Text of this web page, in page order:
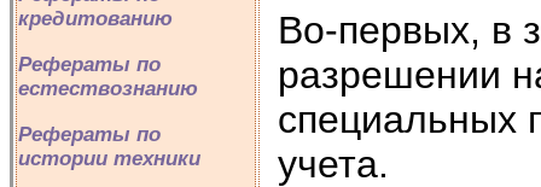
кредитованию
Рефераты по
естествознанию
Рефераты по
истории техники
Во-первых, в
разрешении
специальных
учета.